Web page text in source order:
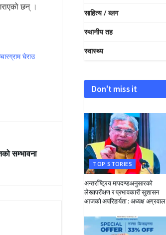
छन् ।
घेराउ
सम्भावना
साहित्य / ब्लग
स्थानीय तह
स्वास्थ्य
Don't miss it
TOP STORIES
अन्तर्राष्ट्रिय मापदण्डअनुसारको
लेखापरीक्षण र प्रभावकारी सुशासन
आजको अपरिहार्यता : अध्यक्ष अग्रवाल